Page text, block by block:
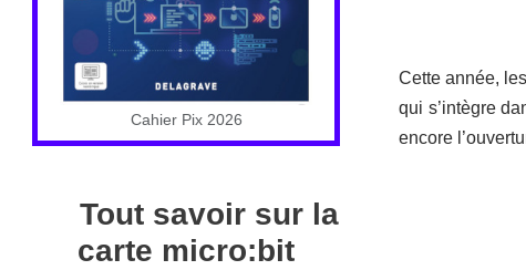
Cahier Pix 2026
Tout savoir sur la
carte micro:bit
Cette année,
qui s’intègre
encore